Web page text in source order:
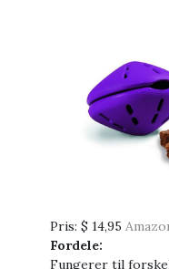
Pris: $ 14,95
Fordele:
Fungerer til